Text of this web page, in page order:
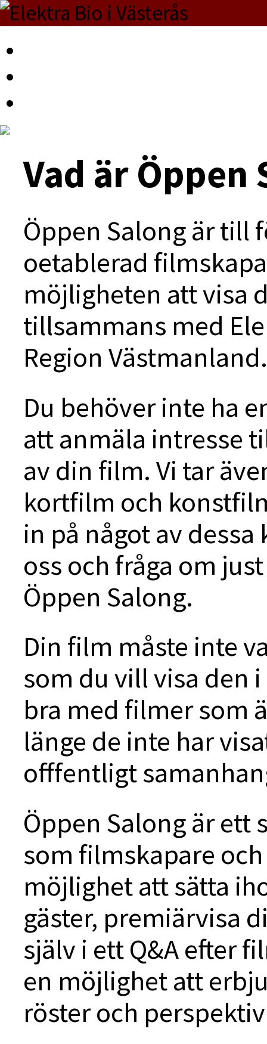
Vad är Öppen
Öppen Salong är till
oetablerad
möjligheten att visa
tillsammans med
Region
Du behöver inte ha
att anmäla intresse
av din film. Vi tar
kortfilm och
in på något av
oss och fråga om
Öppen Salong.
Din film måste inte
som du vill visa den
bra med filmer som
länge de inte har
offfentligt
Öppen Salong är ett
som filmskapare
möjlighet att sätta
gäster, premiärvisa
själv i ett Q&A efter
en möjlighet att
röster och